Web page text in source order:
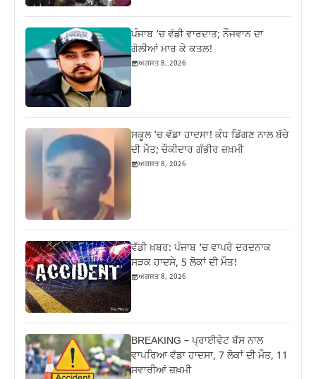
ਪੰਜਾਬ ‘ਚ ਵੱਡੀ ਵਾਰਦਾਤ; ਨੌਜਵਾਨ ਦਾ
ਗੋਲੀਆਂ ਮਾਰ ਕੇ ਕਤਲ!
ਅਗਸਤ 8, 2026
ਸਕੂਲ ’ਚ ਵੱਡਾ ਹਾਦਸਾ! ਕੰਧ ਡਿੱਗਣ ਨਾਲ ਬੱਚੇ
ਦੀ ਮੌਤ; ਚੌਕੀਦਾਰ ਗੰਭੀਰ ਜ਼ਖ਼ਮੀ
ਅਗਸਤ 8, 2026
ਵੱਡੀ ਖ਼ਬਰ: ਪੰਜਾਬ ‘ਚ ਵਾਪਰੇ ਦਰਦਨਾਕ
ਸੜਕ ਹਾਦਸੇ, 5 ਲੋਕਾਂ ਦੀ ਮੌਤ!
ਅਗਸਤ 8, 2026
BREAKING – ਪ੍ਰਾਈਵੇਟ ਬੱਸ ਨਾਲ
ਵਾਪਰਿਆ ਵੱਡਾ ਹਾਦਸਾ, 7 ਲੋਕਾਂ ਦੀ ਮੌਤ, 11
ਸਵਾਰੀਆਂ ਜ਼ਖ਼ਮੀ